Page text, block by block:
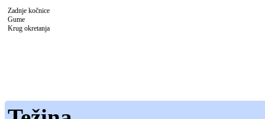
Zadnje kočnice
Gume
Krug okretanja